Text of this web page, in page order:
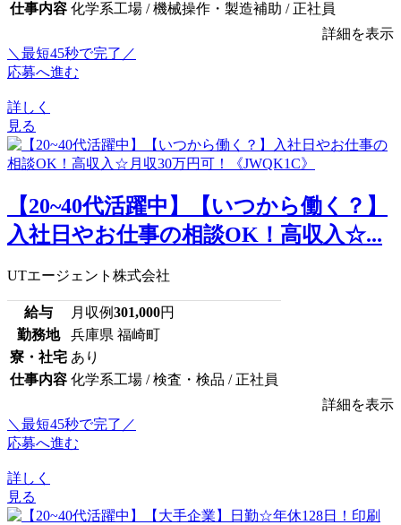
仕事内容 化学系工場 / 機械操作・製造補助 / 正社員
詳細を表示
＼最短45秒で完了／
応募へ進む
詳しく
見る
【20~40代活躍中】【いつから働く？】
入社日やお仕事の相談OK！高収入☆...
UTエージェント株式会社
給与 月収例301,000円
勤務地
兵庫県 福崎町
寮・社宅 あり
仕事内容 化学系工場 / 検査・検品 / 正社員
詳細を表示
＼最短45秒で完了／
応募へ進む
詳しく
見る